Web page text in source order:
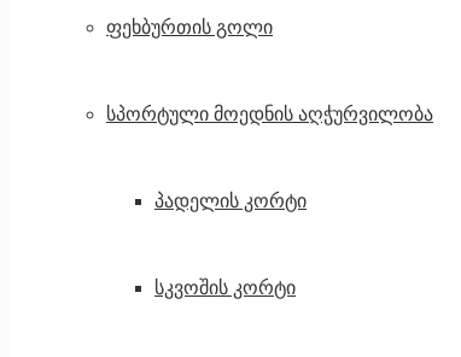
ფეხბურთის გოლი
სპორტული მოედნის აღჭურვილობა
პადელის კორტი
სკვოშის კორტი